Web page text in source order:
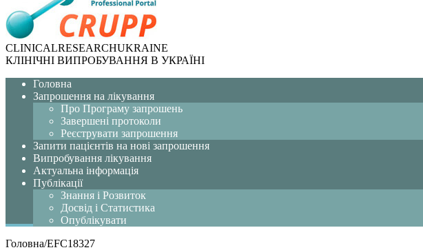
CLINICALRESEARCHUKRAINE
КЛІНІЧНІ ВИПРОБУВАННЯ В УКРАЇНІ
Головна
Запрошення на лікування
Про Програму запрошень
Завершені протоколи
Реєструвати запрошення
Запити пацієнтів на нові запрошення
Випробування лікування
Актуальна інформація
Публікації
Знання і Розвиток
Досвід і Статистика
Опублікувати
Головна/EFC18327